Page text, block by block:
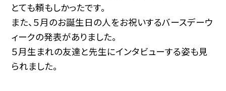
とても頼もしかったです。
また、５月のお誕生日の人をお祝いするバースデーウ
ィークの発表がありました。
５月生まれの友達と先生にインタビューする姿も見
られました。